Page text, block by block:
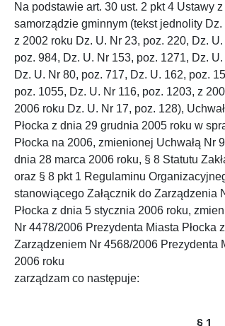
Na podstawie art. 30 ust. 2 pkt 4 Ustawy
samorządzie gminnym (tekst jednolity
z 2002 roku Dz. U. Nr 23, poz. 220, Dz.
poz. 984, Dz. U. Nr 153, poz. 1271, Dz.
Dz. U. Nr 80, poz. 717, Dz. U. 162, poz.
poz. 1055, Dz. U. Nr 116, poz. 1203, z
2006 roku Dz. U. Nr 17, poz. 128),
Płocka z dnia 29 grudnia 2005 roku w
Płocka na 2006, zmienionej Uchwałą Nr
dnia 28 marca 2006 roku, § 8 Statutu
oraz § 8 pkt 1 Regulaminu
stanowiącego Załącznik do Zarządzenia
Płocka z dnia 5 stycznia 2006 roku,
Nr 4478/2006 Prezydenta Miasta Płocka
Zarządzeniem Nr 4568/2006 Prezydenta
2006 roku
zarządzam co następuje:
§ 1